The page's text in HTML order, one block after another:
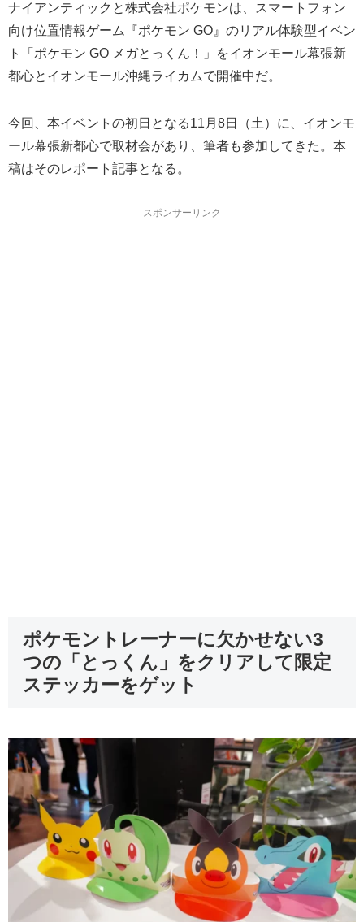
ナイアンティックと株式会社ポケモンは、スマートフォン
向け位置情報ゲーム『ポケモン GO』のリアル体験型イベン
ト「ポケモン GO メガとっくん！」をイオンモール幕張新
都心とイオンモール沖縄ライカムで開催中だ。
今回、本イベントの初日となる11月8日（土）に、イオンモ
ール幕張新都心で取材会があり、筆者も参加してきた。本
稿はそのレポート記事となる。
スポンサーリンク
ポケモントレーナーに欠かせない3
つの「とっくん」をクリアして限定
ステッカーをゲット